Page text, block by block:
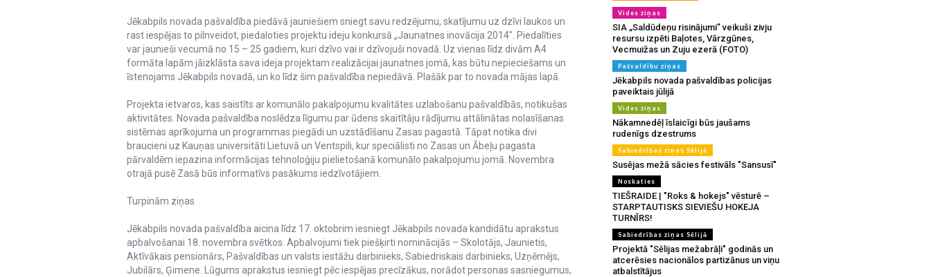
Jēkabpils novada pašvaldība piedāvā jauniešiem sniegt savu redzējumu, skatījumu uz dzīvi laukos un
rast iespējas to pilnveidot, piedaloties projektu ideju konkursā „Jaunatnes inovācija 2014". Piedalīties
var jaunieši vecumā no 15 – 25 gadiem, kuri dzīvo vai ir dzīvojuši novadā. Uz vienas līdz divām A4
formāta lapām jāizklāsta sava ideja projektam realizācijai jaunatnes jomā, kas būtu nepieciešams un
īstenojams Jēkabpils novadā, un ko līdz šim pašvaldība nepiedāvā. Plašāk par to novada mājas lapā.
Projekta ietvaros, kas saistīts ar komunālo pakalpojumu kvalitātes uzlabošanu pašvaldībās, notikušas
aktivitātes. Novada pašvaldība noslēdza līgumu par ūdens skaitītāju rādījumu attālinātas nolasīšanas
sistēmas aprīkojuma un programmas piegādi un uzstādīšanu Zasas pagastā. Tāpat notika divi
braucieni uz Kauņas universitāti Lietuvā un Ventspili, kur speciālisti no Zasas un Ābeļu pagasta
pārvaldēm iepazina informācijas tehnoloģiju pielietošanā komunālo pakalpojumu jomā. Novembra
otrajā pusē Zasā būs informatīvs pasākums iedzīvotājiem.
Turpinām ziņas
Jēkabpils novada pašvaldība aicina līdz 17. oktobrim iesniegt Jēkabpils novada kandidātu aprakstus
apbalvošanai 18. novembra svētkos. Apbalvojumi tiek piešķirti nominācijās – Skolotājs, Jaunietis,
Aktīvākais pensionārs, Pašvaldības un valsts iestāžu darbinieks, Sabiedriskais darbinieks, Uzņēmējs,
Jubilārs, Ģimene. Lūgums aprakstus iesniegt pēc iespējas precīzākus, norādot personas sasniegumus,
Vides ziņas
SIA „Saldūdeņu risinājumi” veikuši zivju
resursu izpēti Baļotes, Vārzgūnes,
Vecmuižas un Zuju ezerā (FOTO)
Pašvaldību ziņas
Jēkabpils novada pašvaldības policijas
paveiktais jūlijā
Vides ziņas
Nākamnedēļ īslaicīgi būs jaušams
rudenīgs dzestrums
Sabiedrības ziņas Sēlijā
Susējas mežā sācies festivāls "Sansusī"
Noskaties
TIEŠRAIDE | "Roks & hokejs" vēsturē –
STARPTAUTISKS SIEVIEŠU HOKEJA
TURNĪRS!
Sabiedrības ziņas Sēlijā
Projektā "Sēlijas mežabrāļi" godinās un
atcerēsies nacionālos partizānus un viņu
atbalstītājus